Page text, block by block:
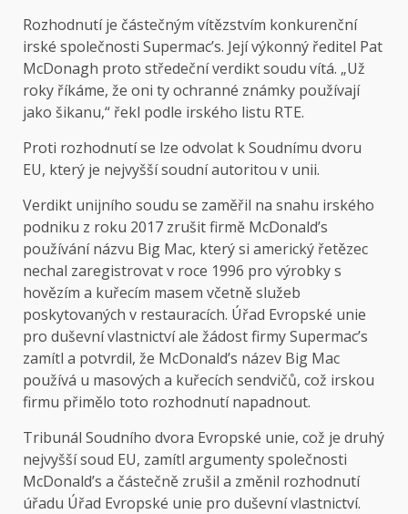
Rozhodnutí je částečným vítězstvím konkurenční
irské společnosti Supermac’s. Její výkonný ředitel Pat
McDonagh proto středeční verdikt soudu vítá. „Už
roky říkáme, že oni ty ochranné známky používají
jako šikanu,“ řekl podle irského listu RTE.
Proti rozhodnutí se lze odvolat k Soudnímu dvoru
EU, který je nejvyšší soudní autoritou v unii.
Verdikt unijního soudu se zaměřil na snahu irského
podniku z roku 2017 zrušit firmě McDonald’s
používání názvu Big Mac, který si americký řetězec
nechal zaregistrovat v roce 1996 pro výrobky s
hovězím a kuřecím masem včetně služeb
poskytovaných v restauracích. Úřad Evropské unie
pro duševní vlastnictví ale žádost firmy Supermac’s
zamítl a potvrdil, že McDonald’s název Big Mac
používá u masových a kuřecích sendvičů, což irskou
firmu přimělo toto rozhodnutí napadnout.
Tribunál Soudního dvora Evropské unie, což je druhý
nejvyšší soud EU, zamítl argumenty společnosti
McDonald’s a částečně zrušil a změnil rozhodnutí
úřadu Úřad Evropské unie pro duševní vlastnictví.